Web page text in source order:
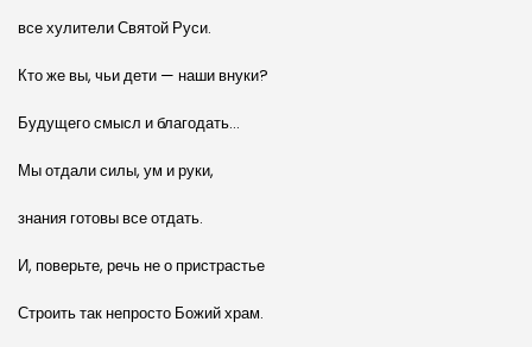
все хулители Святой Руси.
Кто же вы, чьи дети — наши внуки?
Будущего смысл и благодать…
Мы отдали силы, ум и руки,
знания готовы все отдать.
И, поверьте, речь не о пристрастье
Строить так непросто Божий храм.